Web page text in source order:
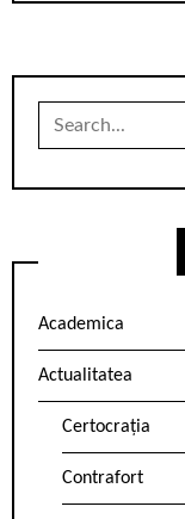
Search
Academica
Actualitatea
Certocrația
Contrafort